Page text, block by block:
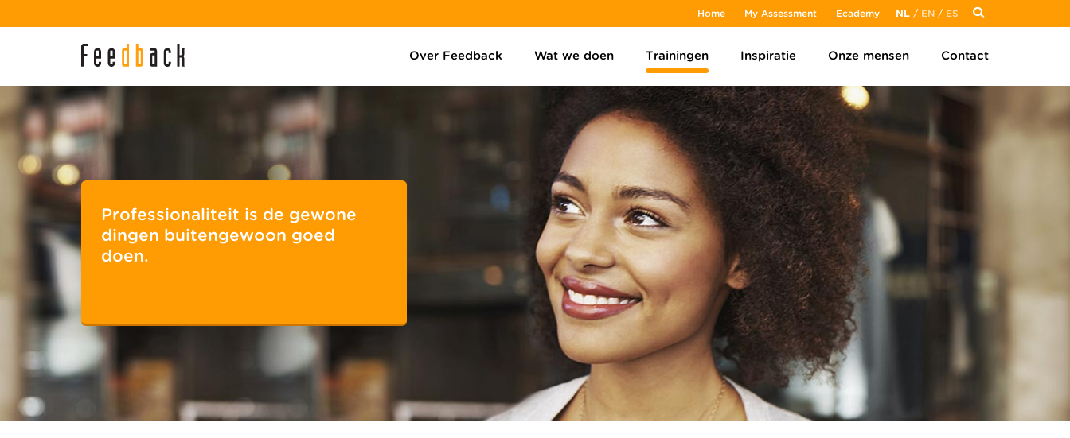
Home My Assessment Ecademy NL / EN / ES
Over Feedback Wat we doen Trainingen Inspiratie Onze mensen Contact
Professionaliteit is de gewone
dingen buitengewoon goed
doen.